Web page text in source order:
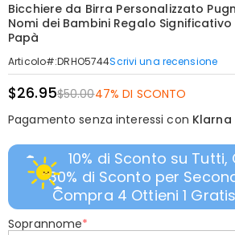
Bicchiere da Birra Personalizzato
Nomi dei Bambini Regalo
Papà
Articolo#:DRHO5744Scrivi una recensione
$26.95$50.0047% DI SCONTO
Pagamento senza interessi con Klarna
10% di Sconto su Tutti,
30% di Sconto per
Compra 4 Ottieni 1
Soprannome*